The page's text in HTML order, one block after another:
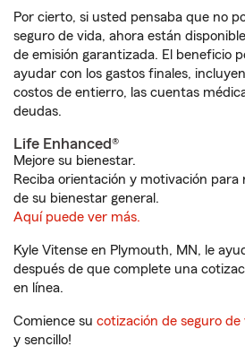
Por cierto, si usted pensaba que no
seguro de vida, ahora están
de emisión garantizada. El beneficio
ayudar con los gastos finales,
costos de entierro, las cuentas
deudas.
Life Enhanced®
Mejore su bienestar.
Reciba orientación y motivación para
de su bienestar general.
Aquí puede ver más.
Kyle Vitense en Plymouth, MN, le
después de que complete una
en línea.
Comience su cotización de seguro de
y sencillo!